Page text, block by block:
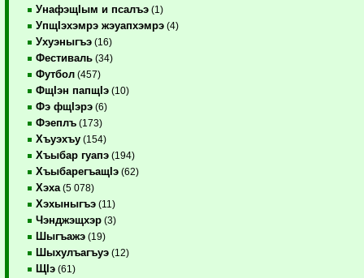
УнафэщIым и псалъэ (1)
УпщIэхэмрэ жэуапхэмрэ (4)
Ухуэныгъэ (16)
Фестиваль (34)
Футбол (457)
ФщIэн папщIэ (10)
Фэ фщIэрэ (6)
Фэеплъ (173)
Хъуэхъу (154)
Хъыбар гуапэ (194)
ХъыбарегъащIэ (62)
Хэха (5 078)
Хэхыныгъэ (11)
Чэнджэщхэр (3)
Шыгъажэ (19)
Шыхулъагъуэ (12)
ЩIэ (61)